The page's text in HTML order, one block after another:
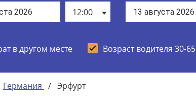
12:00
в другом месте Возраст водителя 30-65
Германия / Эрфурт